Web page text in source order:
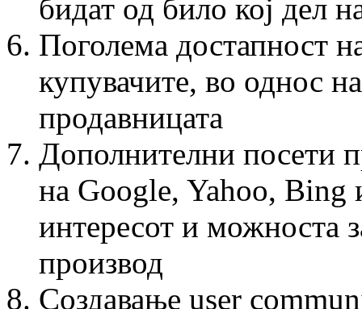
бидат од било кој дел
Поголема достапност
купувачите, во однос
продавницата
Дополнителни посети
на Google, Yahoo, Bing
интересот и можноста
производ
Создавање user